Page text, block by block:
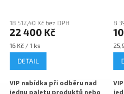
18 512,40 Kč bez DPH
22 400 Kč
Měrná
cena:
16 Kč / 1 ks
DETAIL
VIP nabídka při odběru nad
8